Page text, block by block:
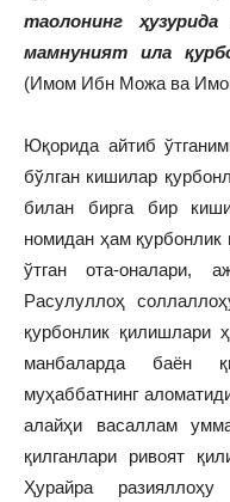
таолонинг
мамнуният ила
(Имом Ибн Можа ва
Юқорида айтиб
бўлган кишилар
билан бирга бир
номидан ҳам
ўтган ота-оналари,
Расулуллоҳ
қурбонлик қилишлари
манбаларда баён
муҳаббатнинг
алайҳи васаллам
қилганлари ривоят
Ҳурайра